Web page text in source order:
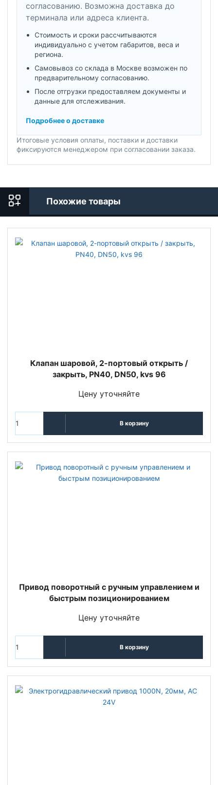
согласованию. Возможна доставка до
терминала или адреса клиента.
Стоимость и сроки рассчитываются
индивидуально с учетом габаритов, веса и
региона.
Самовывоз со склада в Москве возможен по
предварительному согласованию.
После отгрузки предоставляем документы и
данные для отслеживания.
Подробнее о доставке
Итоговые условия оплаты, поставки и доставки
фиксируются менеджером при согласовании заказа.
Похожие товары
Клапан шаровой, 2-портовый открыть /
закрыть, PN40, DN50, kvs 96
Цену уточняйте
В корзину
Привод поворотный с ручным управлением и
быстрым позиционированием
Цену уточняйте
В корзину